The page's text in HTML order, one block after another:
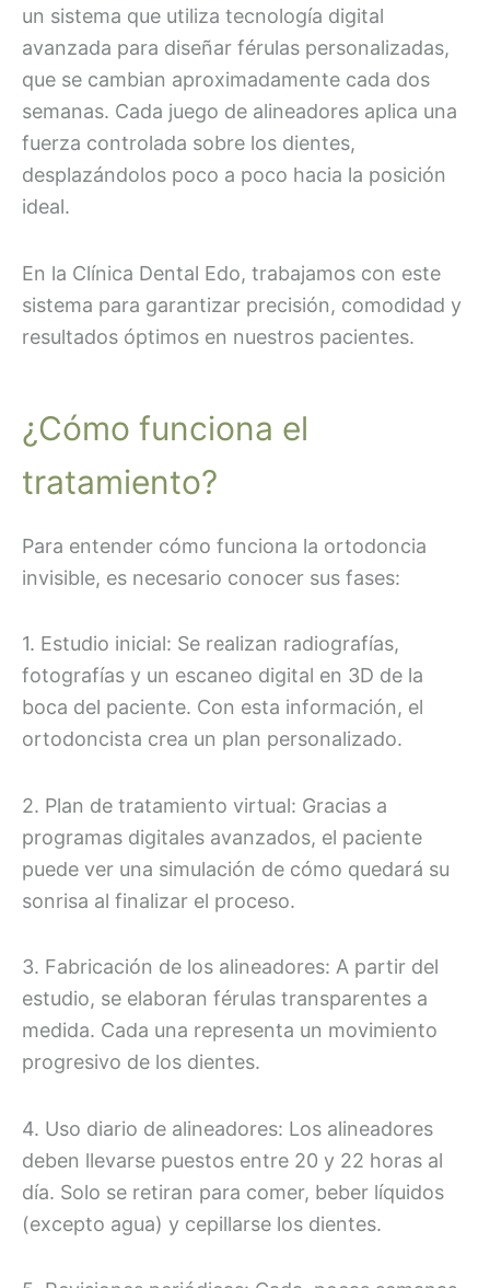
un sistema que utiliza tecnología digital
avanzada para diseñar férulas personalizadas,
que se cambian aproximadamente cada dos
semanas. Cada juego de alineadores aplica una
fuerza controlada sobre los dientes,
desplazándolos poco a poco hacia la posición
ideal.
En la Clínica Dental Edo, trabajamos con este
sistema para garantizar precisión, comodidad y
resultados óptimos en nuestros pacientes.
¿Cómo funciona el
tratamiento?
Para entender cómo funciona la ortodoncia
invisible, es necesario conocer sus fases:
1. Estudio inicial: Se realizan radiografías,
fotografías y un escaneo digital en 3D de la
boca del paciente. Con esta información, el
ortodoncista crea un plan personalizado.
2. Plan de tratamiento virtual: Gracias a
programas digitales avanzados, el paciente
puede ver una simulación de cómo quedará su
sonrisa al finalizar el proceso.
3. Fabricación de los alineadores: A partir del
estudio, se elaboran férulas transparentes a
medida. Cada una representa un movimiento
progresivo de los dientes.
4. Uso diario de alineadores: Los alineadores
deben llevarse puestos entre 20 y 22 horas al
día. Solo se retiran para comer, beber líquidos
(excepto agua) y cepillarse los dientes.